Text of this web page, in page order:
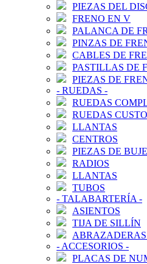
PIEZAS DEL
FRENO EN V
PALANCA DE
PINZAS DE
CABLES DE
PASTILLAS DE
PIEZAS DE
- RUEDAS -
RUEDAS
RUEDAS
LLANTAS
CENTROS
PIEZAS DE
RADIOS
LLANTAS
TUBOS
- TALABARTERÍA -
ASIENTOS
TIJA DE SILLÍN
- ACCESORIOS -
PLACAS DE